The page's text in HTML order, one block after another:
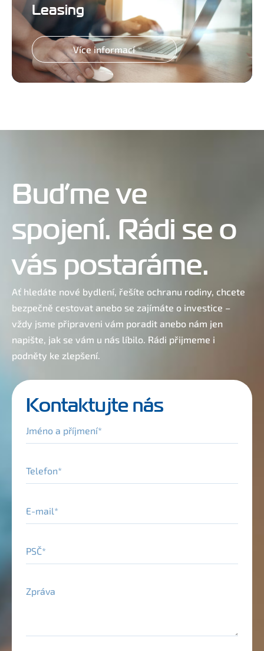
Leasing
Více informací
Buďme ve
spojení. Rádi se o
vás postaráme.
Ať hledáte nové bydlení, řešíte ochranu rodiny, chcete
bezpečně cestovat anebo se zajímáte o investice –
vždy jsme připraveni vám poradit anebo nám jen
napište, jak se vám u nás líbilo. Rádi přijmeme i
podněty ke zlepšení.
Kontaktujte nás
Jméno a příjmení
Telefon
E-mail
PSČ
Zpráva